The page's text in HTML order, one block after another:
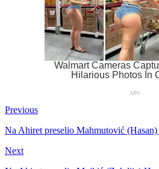
Previous
Na Ahiret preselio Mahmutović (Hasan)
Next